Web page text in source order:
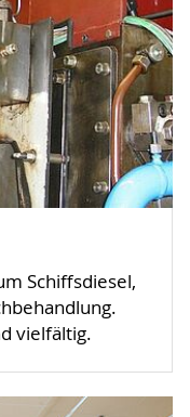
Schiffsdiesel,
vielfältig.